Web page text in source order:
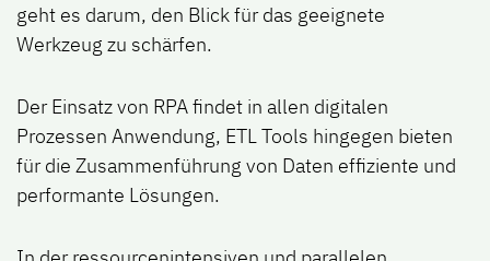
geht es darum, den Blick für das geeignete
Werkzeug zu schärfen.
Der Einsatz von RPA findet in allen digitalen
Prozessen Anwendung, ETL Tools hingegen bieten
für die Zusammenführung von Daten effiziente und
performante Lösungen.